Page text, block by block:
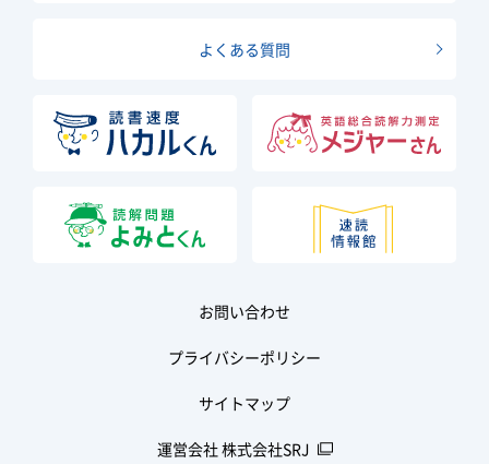
よくある質問
お問い合わせ
プライバシーポリシー
サイトマップ
運営会社 株式会社SRJ